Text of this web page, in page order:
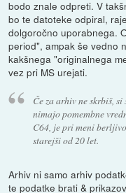
bodo znale odpreti. V
bo te datoteke odpiral,
dolgoročno uporabnega.
period", ampak še vedno
kakšnega "originalnega
vez pri MS urejati.
Če za arhiv ne skrbiš,
nimajo pomembne
C64, je pri meni
starejši od 20 let.
Arhiv ni samo arhiv
te podatke brati &